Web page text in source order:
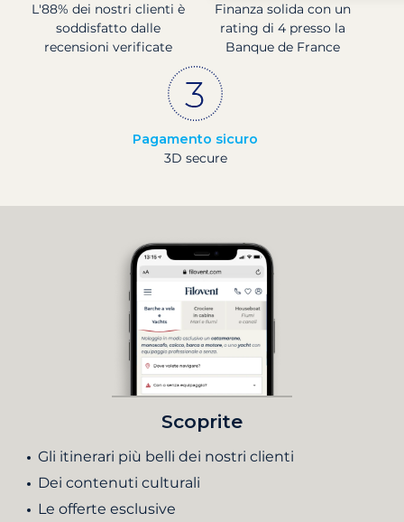
L'88% dei nostri clienti è
soddisfatto dalle
recensioni verificate
Finanza solida con un
rating di 4 presso la
Banque de France
Pagamento sicuro
3D secure
Scoprite
Gli itinerari più belli dei nostri clienti
Dei contenuti culturali
Le offerte esclusive